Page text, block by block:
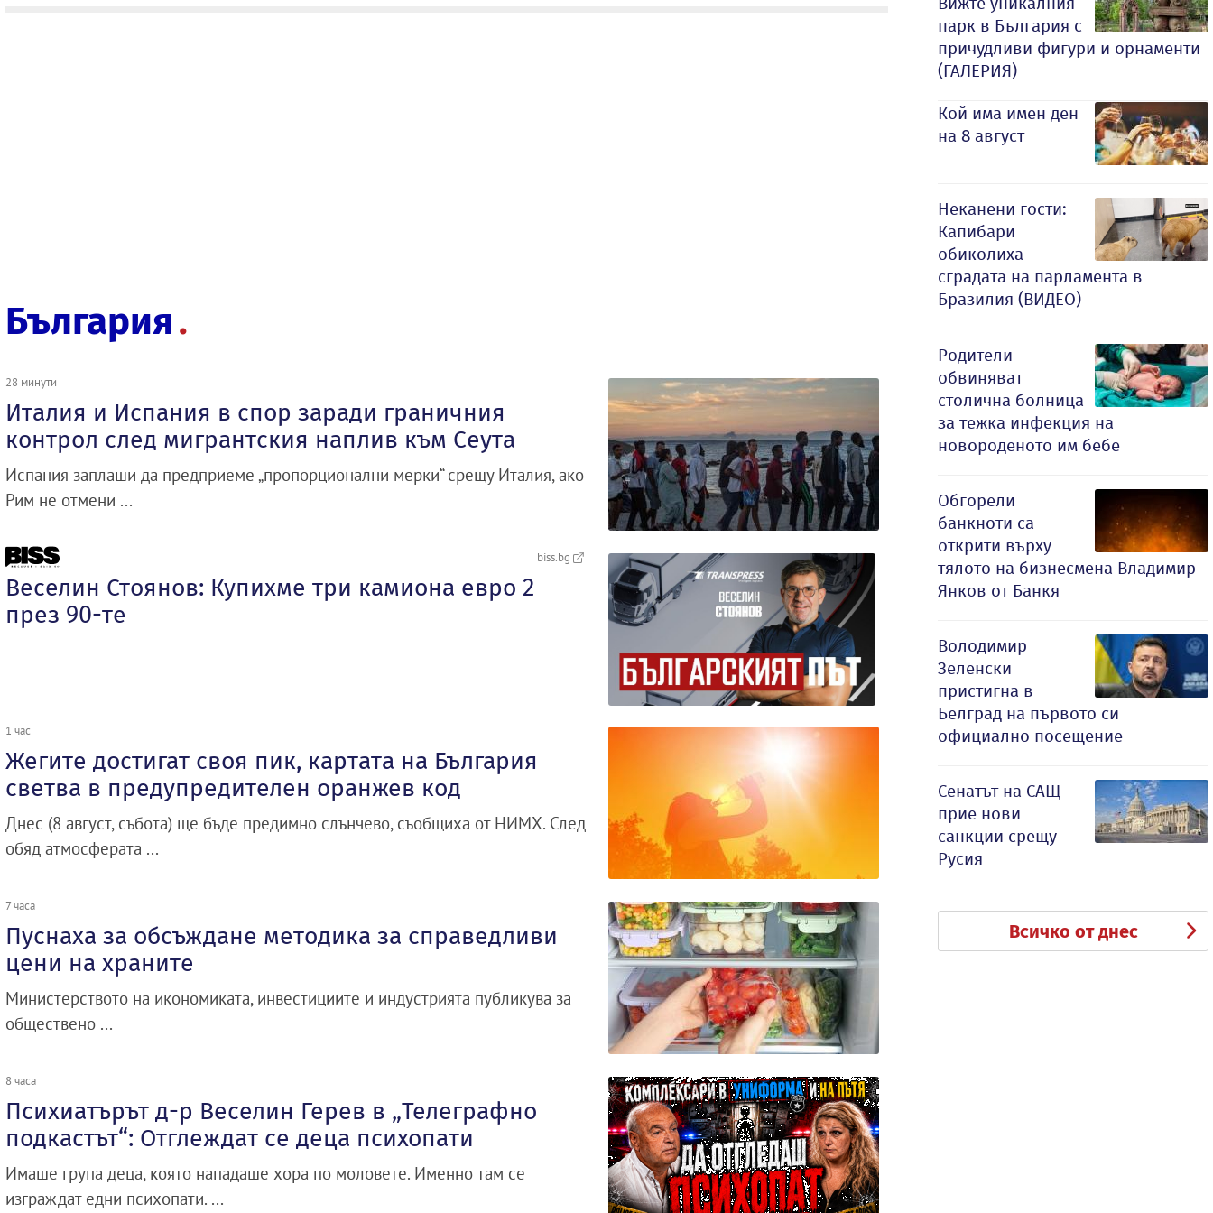
България
28 минути
Италия и Испания в спор заради граничния
контрол след мигрантския наплив към Сеута
Испания заплаши да предприеме „пропорционални мерки“ срещу Италия, ако
Рим не отмени ...
biss.bg
Веселин Стоянов: Купихме три камиона евро 2
през 90-те
1 час
Жегите достигат своя пик, картата на България
светва в предупредителен оранжев код
Днес (8 август, събота) ще бъде предимно слънчево, съобщиха от НИМХ. След
обяд атмосферата ...
7 часа
Пуснаха за обсъждане методика за справедливи
цени на храните
Министерството на икономиката, инвестициите и индустрията публикува за
обществено ...
8 часа
Психиатърът д-р Веселин Герев в „Телеграфно
подкастът“: Отглеждат се деца психопати
Имаше група деца, която нападаше хора по моловете. Именно там се
изграждат едни психопати. ...
парк в България с
причудливи фигури и орнаменти
(ГАЛЕРИЯ)
Кой има имен ден
на 8 август
Неканени гости:
Капибари
обиколиха
сградата на парламента в
Бразилия (ВИДЕО)
Родители
обвиняват
столична болница
за тежка инфекция на
новороденото им бебе
Обгорели
банкноти са
открити върху
тялото на бизнесмена Владимир
Янков от Банкя
Володимир
Зеленски
пристигна в
Белград на първото си
официално посещение
Сенатът на САЩ
прие нови
санкции срещу
Русия
Всичко от днес